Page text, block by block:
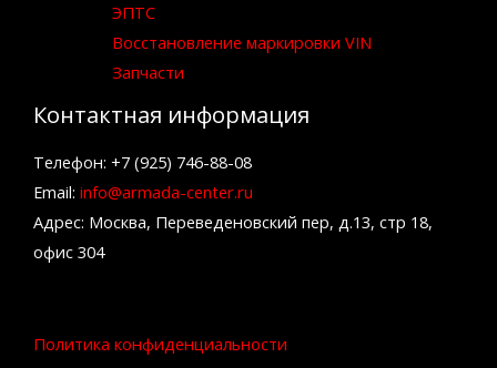
ЭПТС
Восстановление маркировки VIN
Запчасти
Контактная информация
Телефон: +7 (925) 746-88-08
Email: info@armada-center.ru
Адрес: Москва, Переведеновский пер, д.13, стр 18,
офис 304
Политика конфиденциальности